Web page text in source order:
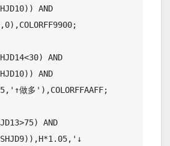
AND
AND
AND
做多'),COLORFFAAFF;
AND